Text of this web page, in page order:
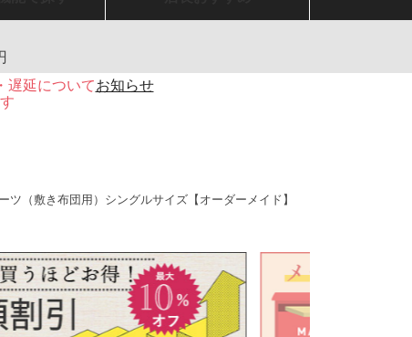
遅延についてお知らせ
（敷き布団用）シングルサイズ【オーダーメイド】